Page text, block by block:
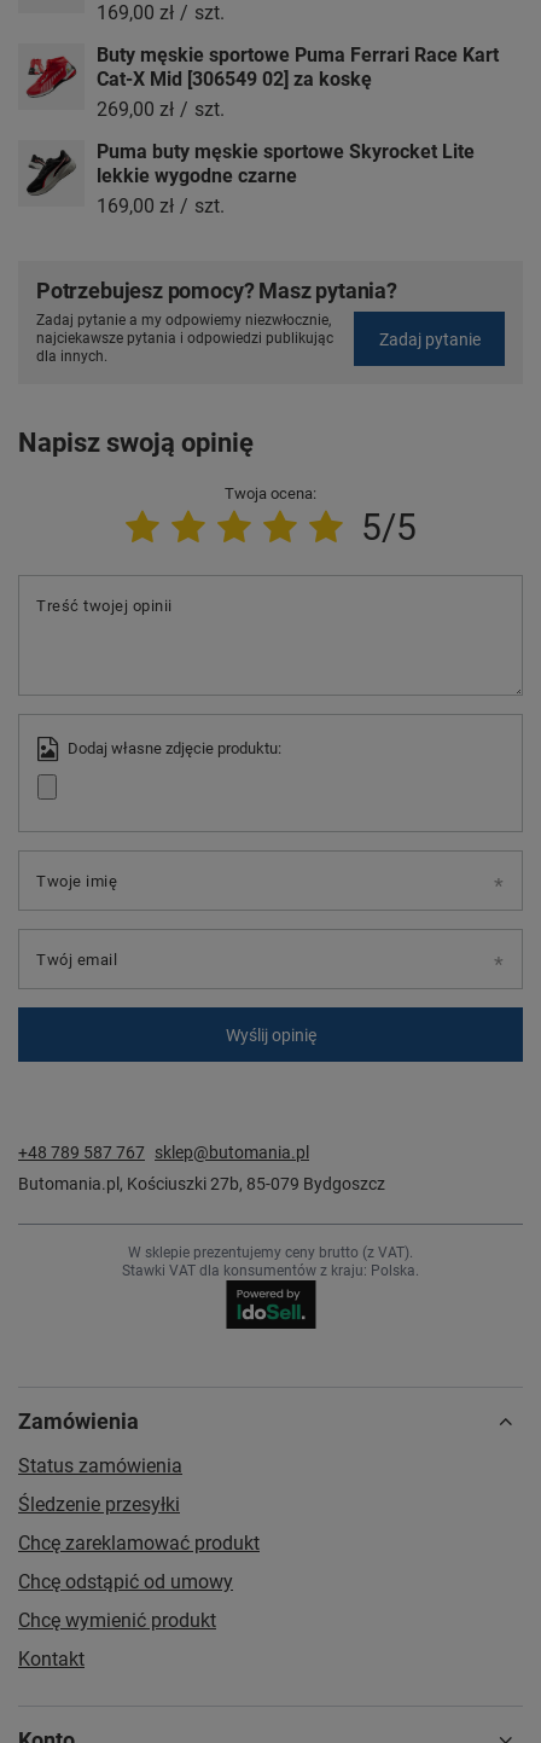
169,00 zł / szt.
Buty męskie sportowe Puma Ferrari Race Kart
Cat-X Mid [306549 02] za koskę
269,00 zł / szt.
Puma buty męskie sportowe Skyrocket Lite
lekkie wygodne czarne
169,00 zł / szt.
Potrzebujesz pomocy? Masz pytania?
Zadaj pytanie a my odpowiemy niezwłocznie,
najciekawsze pytania i odpowiedzi publikując
dla innych.
Zadaj pytanie
Napisz swoją opinię
Twoja ocena:
5/5
Treść twojej opinii
Dodaj własne zdjęcie produktu:
Twoje imię
Twój email
Wyślij opinię
+48 789 587 767 sklep@butomania.pl
Butomania.pl , Kościuszki 27b, 85-079 Bydgoszcz
W sklepie prezentujemy ceny brutto (z VAT).
Stawki VAT dla konsumentów z kraju: Polska.
Zamówienia
Status zamówienia
Śledzenie przesyłki
Chcę zareklamować produkt
Chcę odstąpić od umowy
Chcę wymienić produkt
Kontakt